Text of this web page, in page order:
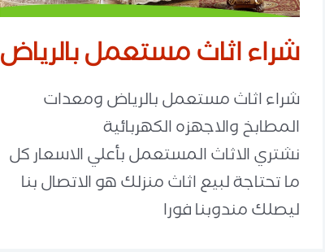
شراء اثاث مستعمل بالرياض
شراء اثاث مستعمل بالرياض ومعدات
المطابخ والاجهزه الكهربائية
نشتري الاثاث المستعمل بأعلي الاسعار كل
ما تحتاجة لبيع اثاث منزلك هو الاتصال بنا
ليصلك مندوبنا فورا